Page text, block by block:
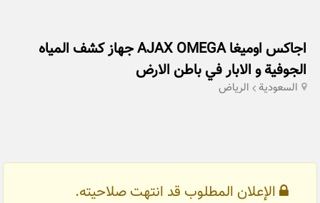
اجاكس اوميغا AJAX OMEGA جهاز كشف المياه
الجوفية و الابار في باطن الارض
السعودية الرياض
الإعلان المطلوب قد انتهت صلاحيته.